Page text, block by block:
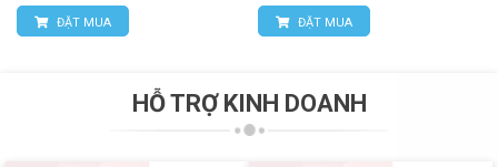
ĐẶT MUA ĐẶT MUA
HỖ TRỢ KINH DOANH